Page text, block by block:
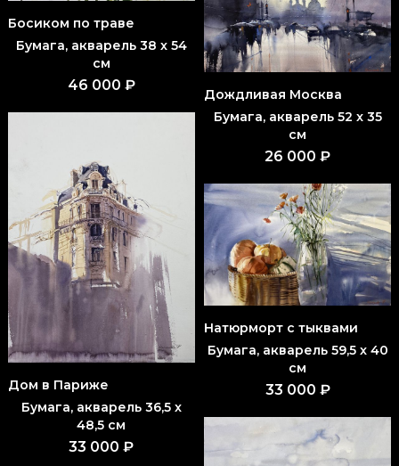
Босиком по траве
Бумага, акварель 38 x 54
см
46 000 ₽
Дом в Париже
Бумага, акварель 36,5 x
48,5 см
33 000 ₽
Дождливая Москва
Бумага, акварель 52 x 35
см
26 000 ₽
Натюрморт с тыквами
Бумага, акварель 59,5 x 40
см
33 000 ₽